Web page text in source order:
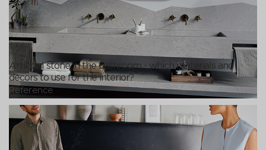
Artificial stone in the bathroom - which materials and
decors to use for the interior?
Reference